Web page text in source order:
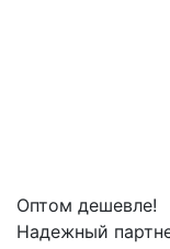
Оптом дешевле!
Надежный